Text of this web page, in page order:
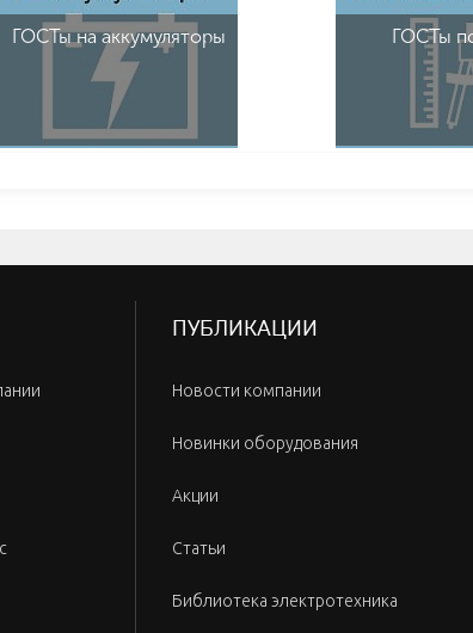
ГОСТы на аккумуляторы ГОСТы
ПУБЛИКАЦИИ
Новости компании
Новинки оборудования
Акции
Статьи
Библиотека электротехника